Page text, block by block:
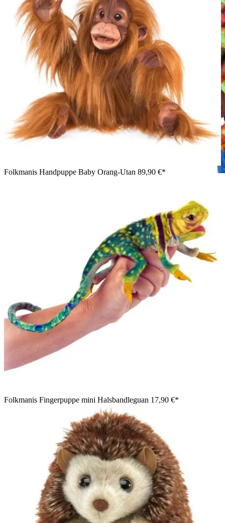
Folkmanis Handpuppe Baby Orang-Utan 89,90 €*
Folkmanis Fingerpuppe mini Halsbandleguan 17,90 €*